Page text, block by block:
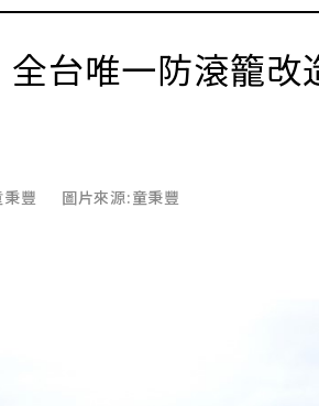
台唯一防滾籠
秉豐 圖片來源:童秉豐